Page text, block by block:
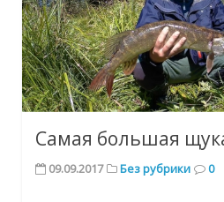
Самая большая
09.09.2017 Без рубрики 0